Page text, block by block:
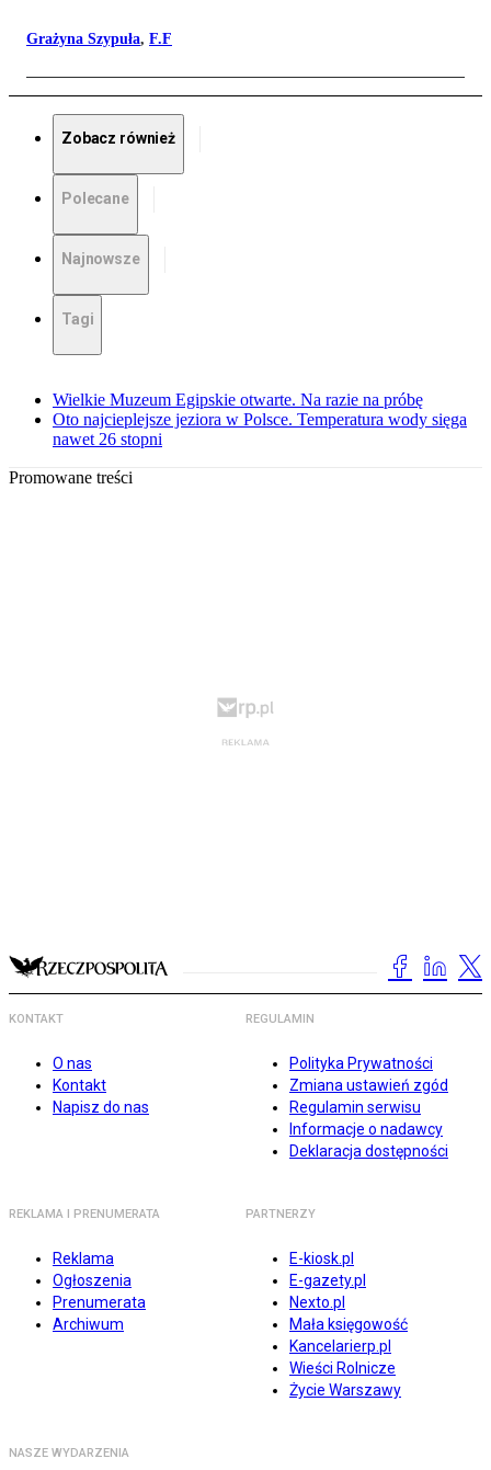
Grażyna Szypuła, F.F
Zobacz również
Polecane
Najnowsze
Tagi
Wielkie Muzeum Egipskie otwarte. Na razie na próbę
Oto najcieplejsze jeziora w Polsce. Temperatura wody sięga
nawet 26 stopni
Promowane treści
KONTAKT
O nas
Kontakt
Napisz do nas
REGULAMIN
Polityka Prywatności
Zmiana ustawień zgód
Regulamin serwisu
Informacje o nadawcy
Deklaracja dostępności
REKLAMA I PRENUMERATA
Reklama
Ogłoszenia
Prenumerata
Archiwum
PARTNERZY
E-kiosk.pl
E-gazety.pl
Nexto.pl
Mała księgowość
Kancelarierp.pl
Wieści Rolnicze
Życie Warszawy
NASZE WYDARZENIA